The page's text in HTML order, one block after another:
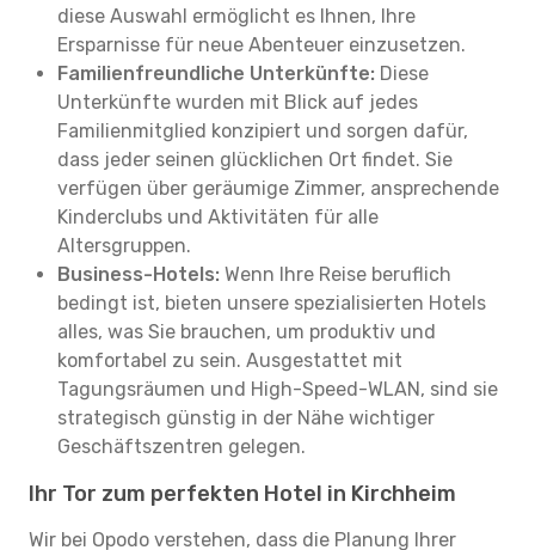
diese Auswahl ermöglicht es Ihnen, Ihre
Ersparnisse für neue Abenteuer einzusetzen.
Familienfreundliche Unterkünfte: Diese
Unterkünfte wurden mit Blick auf jedes
Familienmitglied konzipiert und sorgen dafür,
dass jeder seinen glücklichen Ort findet. Sie
verfügen über geräumige Zimmer, ansprechende
Kinderclubs und Aktivitäten für alle
Altersgruppen.
Business-Hotels: Wenn Ihre Reise beruflich
bedingt ist, bieten unsere spezialisierten Hotels
alles, was Sie brauchen, um produktiv und
komfortabel zu sein. Ausgestattet mit
Tagungsräumen und High-Speed-WLAN, sind sie
strategisch günstig in der Nähe wichtiger
Geschäftszentren gelegen.
Ihr Tor zum perfekten Hotel in Kirchheim
Wir bei Opodo verstehen, dass die Planung Ihrer